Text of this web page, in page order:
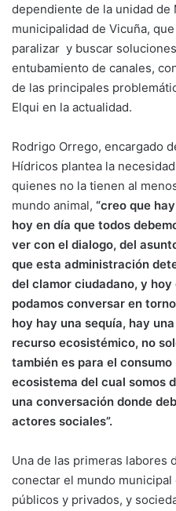
dependiente de la unidad de
municipalidad de Vicuña,
paralizar y buscar
entubamiento de canales,
de las principales
Elqui en la actualidad.
Rodrigo Orrego, encargado
Hídricos plantea la
quienes no la tienen al
mundo animal, “creo que
hoy en día que todos
ver con el dialogo, del
que esta administración
del clamor ciudadano, y
podamos conversar en
hoy hay una sequía, hay
recurso ecosistémico, no
también es para el
ecosistema del cual somos
una conversación donde
actores sociales”.
Una de las primeras labores
conectar el mundo
públicos y privados, y